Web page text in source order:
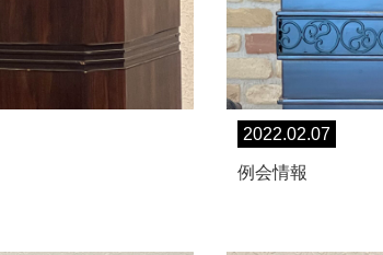
2022.02.07
例会情報